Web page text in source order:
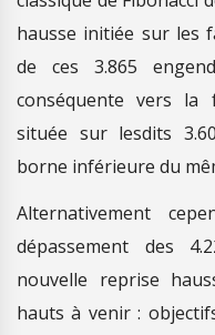
hausse initiée sur les
de ces 3.865
conséquente vers la
située sur lesdits
borne inférieure du
Alternativement
dépassement des
nouvelle reprise
hauts à venir :